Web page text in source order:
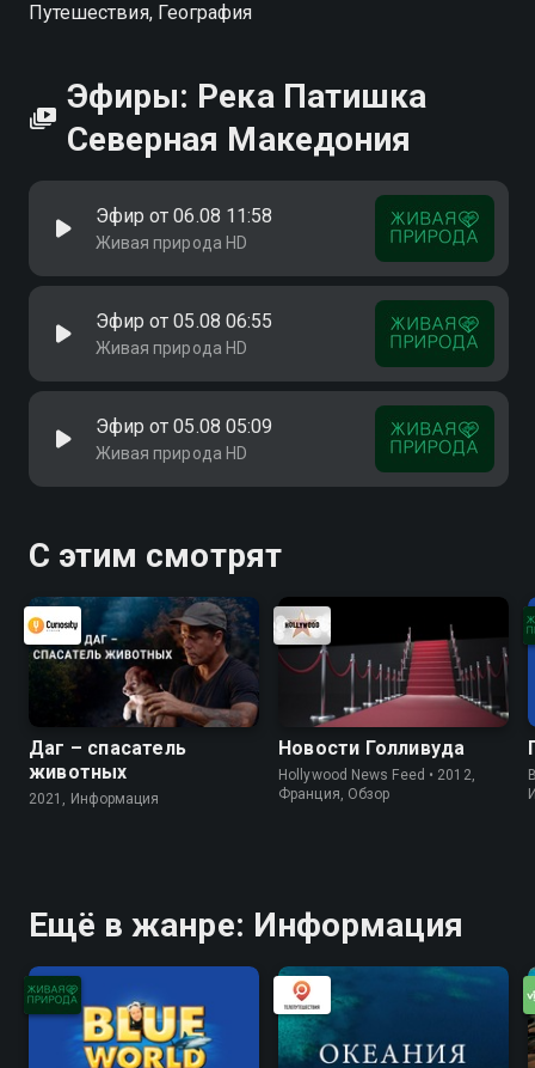
Путешествия, География
Эфиры: Река Патишка
Северная Македония
Эфир от 06.08 11:58
Живая природа HD
Эфир от 05.08 06:55
Живая природа HD
Эфир от 05.08 05:09
Живая природа HD
С этим смотрят
Даг – спасатель
животных
2021, Информация
Новости Голливуда
Hollywood News Feed • 2012,
Франция, Обзор
Ещё в жанре: Информация